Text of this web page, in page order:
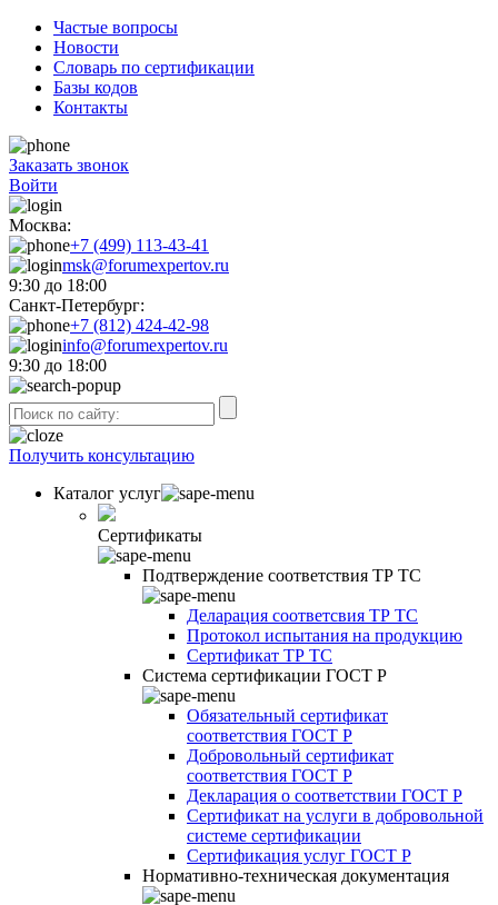
Частые вопросы
Новости
Словарь по сертификации
Базы кодов
Контакты
Заказать звонок
Войти
Москва:
+7 (499) 113-43-41
msk@forumexpertov.ru
9:30 до 18:00
Санкт-Петербург:
+7 (812) 424-42-98
info@forumexpertov.ru
9:30 до 18:00
Получить консультацию
Каталог услуг
Сертификаты
Подтверждение соответствия ТР ТС
Деларация соответсвия ТР ТС
Протокол испытания на продукцию
Сертификат ТР ТС
Система сертификации ГОСТ Р
Обязательный сертификат
соответствия ГОСТ Р
Добровольный сертификат
соответствия ГОСТ Р
Декларация о соответствии ГОСТ Р
Сертификат на услуги в добровольной
системе сертификации
Сертификация услуг ГОСТ Р
Нормативно-техническая документация